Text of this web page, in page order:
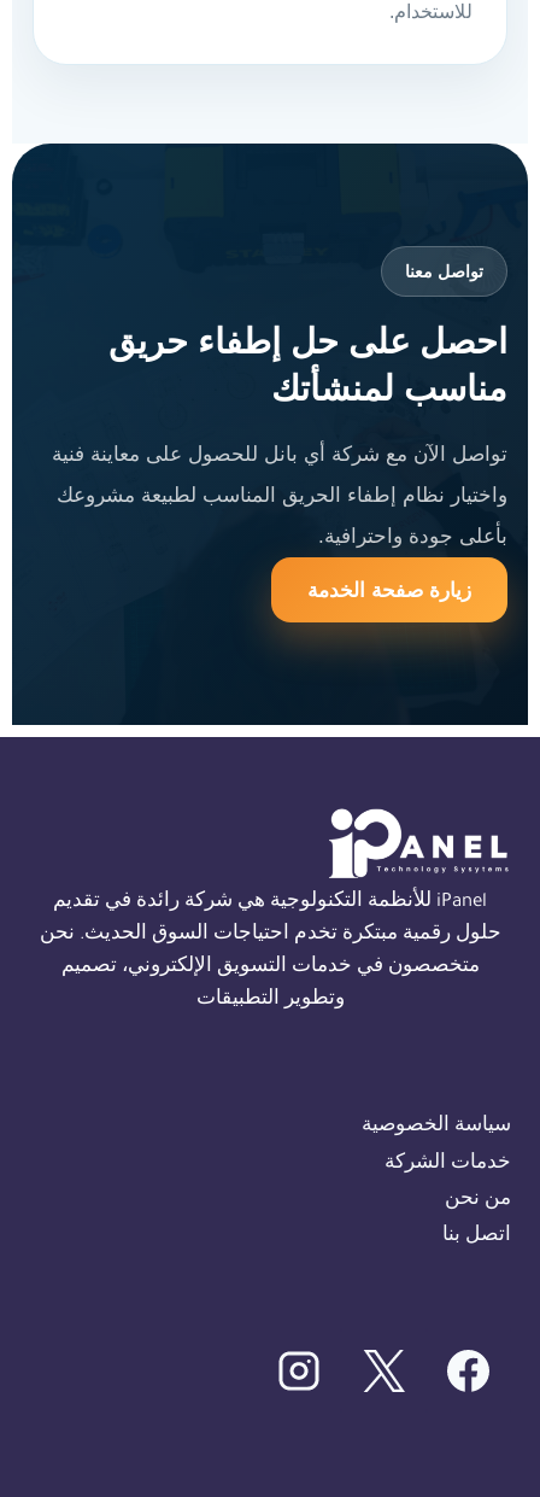
للاستخدام.
تواصل معنا
احصل على حل إطفاء حريق
مناسب لمنشأتك
تواصل الآن مع شركة أي بانل للحصول على معاينة فنية
واختيار نظام إطفاء الحريق المناسب لطبيعة مشروعك
بأعلى جودة واحترافية.
زيارة صفحة الخدمة
iPanel للأنظمة التكنولوجية هي شركة رائدة في تقديم
حلول رقمية مبتكرة تخدم احتياجات السوق الحديث. نحن
متخصصون في خدمات التسويق الإلكتروني، تصميم
وتطوير التطبيقات
سياسة الخصوصية
خدمات الشركة
من نحن
اتصل بنا